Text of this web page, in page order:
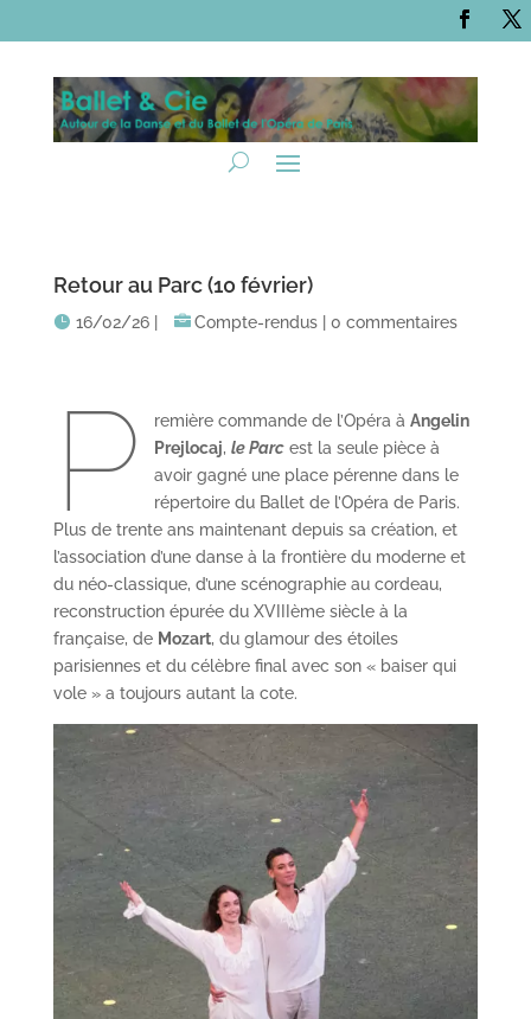
Retour au Parc (10 février)
16/02/26| Compte-rendus| 0 commentaires
P remière commande de l’Opéra à Angelin
Prejlocaj, le Parcest la seule pièce à
avoir gagné une place pérenne dans le
répertoire du Ballet de l’Opéra de Paris.
Plus de trente ans maintenant depuis sa création, et
l’association d’une danse à la frontière du moderne et
du néo-classique, d’une scénographie au cordeau,
reconstruction épurée du XVIIIème siècle à la
française, de Mozart, du glamour des étoiles
parisiennes et du célèbre final avec son « baiser qui
vole » a toujours autant la cote.